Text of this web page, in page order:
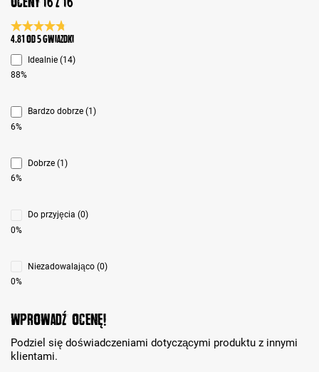
Średnia ocena 4.8 z 5 gwiazdek
4.81 od 5 Gwiazdki
Idealnie (14)
88%
Bardzo dobrze (1)
6%
Dobrze (1)
6%
Do przyjęcia (0)
0%
Niezadowalająco (0)
0%
Wprowadź ocenę!
Podziel się doświadczeniami dotyczącymi produktu z innymi
klientami.